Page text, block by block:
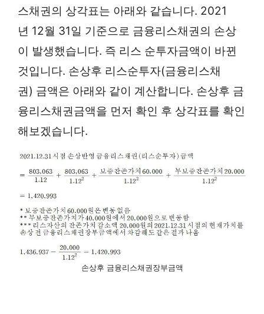
스채권의 상각표는 아래와 같습니다. 2021
년 12월 31일 기준으로 금융리스채권의 손상
이 발생했습니다. 즉 리스 순투자금액이 바뀐
것입니다. 손상후 리스순투자(금융리스채
권) 금액은 아래와 같이 계산합니다. 손상후 금
융리스채권금액을 먼저 확인 후 상각표를 확인
해보겠습니다.
손상후 금융리스채권장부금액